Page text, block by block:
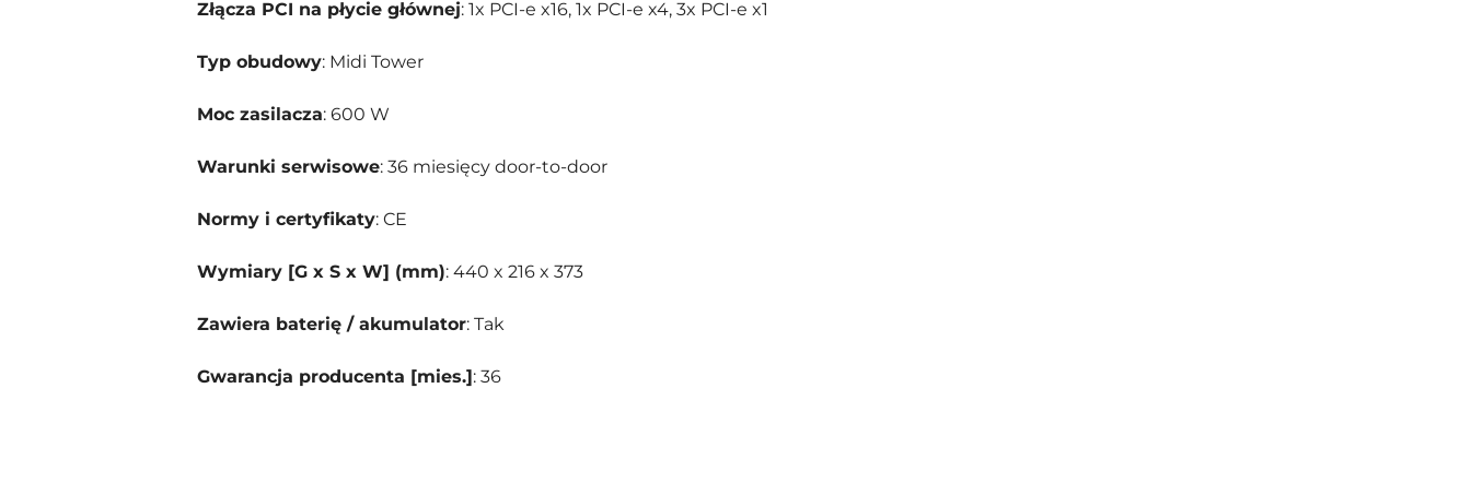
Złącza PCI na płycie głównej: 1x PCI-e x16, 1x PCI-e x4, 3x PCI-e x1
Typ obudowy: Midi Tower
Moc zasilacza: 600 W
Warunki serwisowe: 36 miesięcy door-to-door
Normy i certyfikaty: CE
Wymiary [G x S x W] (mm): 440 x 216 x 373
Zawiera baterię / akumulator: Tak
Gwarancja producenta [mies.]: 36